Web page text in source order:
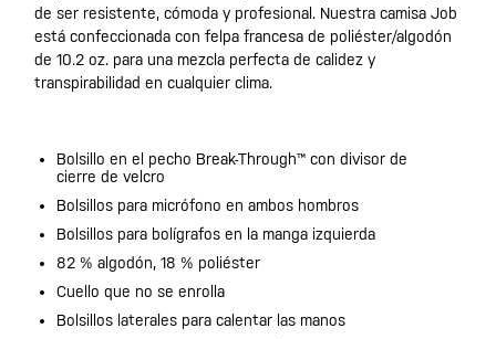
de ser resistente, cómoda y profesional. Nuestra camisa Job
está confeccionada con felpa francesa de poliéster/algodón
de 10.2 oz. para una mezcla perfecta de calidez y
transpirabilidad en cualquier clima.
Bolsillo en el pecho Break-Through™ con divisor de
cierre de velcro
Bolsillos para micrófono en ambos hombros
Bolsillos para bolígrafos en la manga izquierda
82 % algodón, 18 % poliéster
Cuello que no se enrolla
Bolsillos laterales para calentar las manos